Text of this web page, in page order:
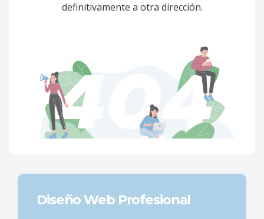
definitivamente a otra dirección.
Diseño Web Profesional